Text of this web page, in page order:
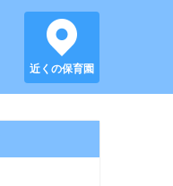
近くの保育園